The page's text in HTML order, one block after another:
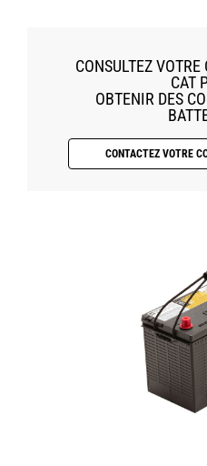
CONSULTEZ
CAT
OBTENIR DES
CONTACTEZ VOTRE